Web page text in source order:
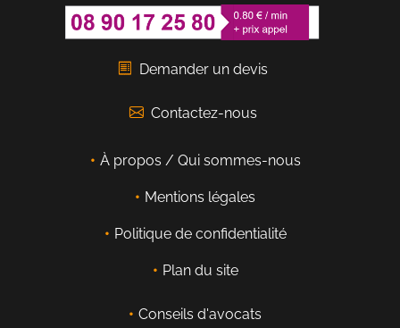
Demander un devis
Contactez-nous
À propos / Qui sommes-nous
Mentions légales
Politique de confidentialité
Plan du site
Conseils d'avocats